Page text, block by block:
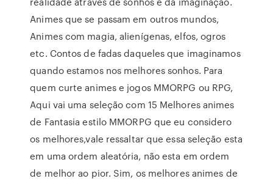
Animes que se passam em outros mundos,
Animes com magia, alienígenas, elfos, ogros
etc. Contos de fadas daqueles que imaginamos
quando estamos nos melhores sonhos. Para
quem curte animes e jogos MMORPG ou RPG,
Aqui vai uma seleção com 15 Melhores animes
de Fantasia estilo MMORPG que eu considero
os melhores,vale ressaltar que essa seleção esta
em uma ordem aleatória, não esta em ordem
de melhor ao pior. Sim, os melhores animes de